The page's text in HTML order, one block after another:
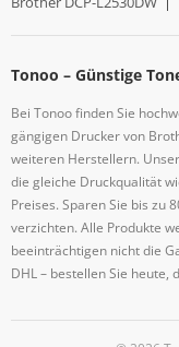
Tonoo – Günstige
Bei Tonoo finden Sie
gängigen Drucker von
weiteren Herstellern.
die gleiche Druckqualität
Preises. Sparen Sie bis zu
verzichten. Alle Produkte
beeinträchtigen nicht die
DHL – bestellen Sie heute,